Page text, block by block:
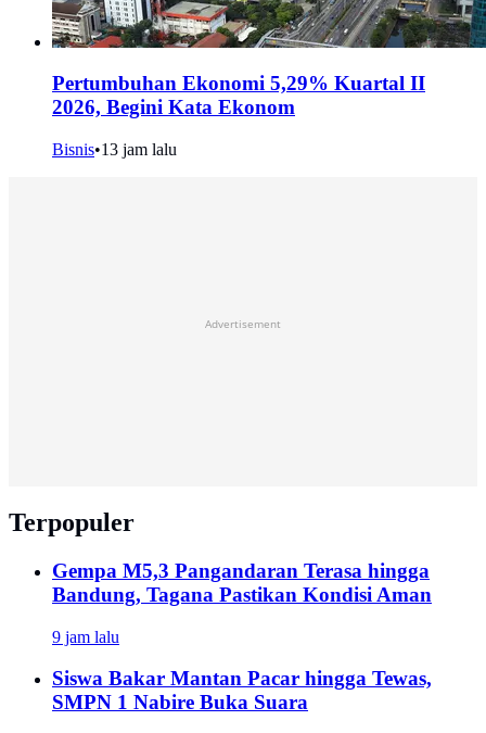
Pertumbuhan Ekonomi 5,29% Kuartal II
2026, Begini Kata Ekonom
Bisnis•13 jam lalu
Advertisement
Terpopuler
Gempa M5,3 Pangandaran Terasa hingga
Bandung, Tagana Pastikan Kondisi Aman
9 jam lalu
Siswa Bakar Mantan Pacar hingga Tewas,
SMPN 1 Nabire Buka Suara